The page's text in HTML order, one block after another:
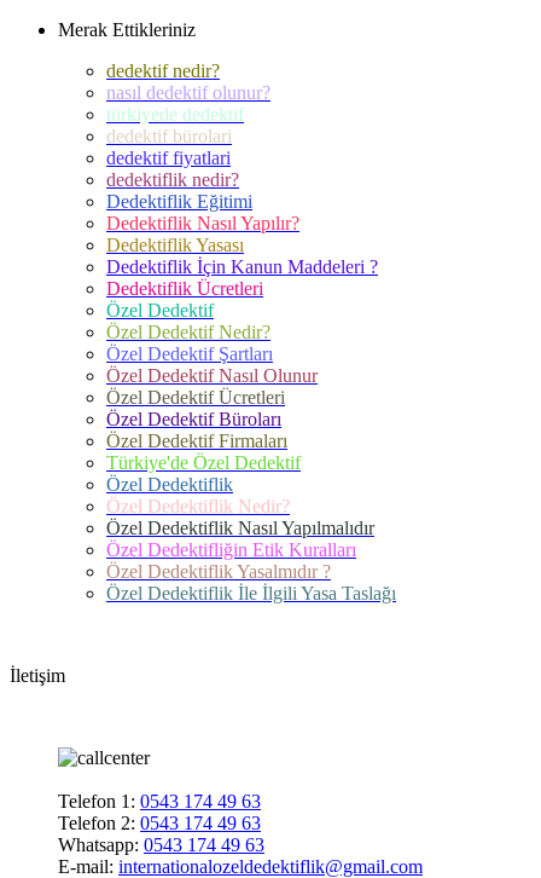
Merak Ettikleriniz
dedektif nedir?
nasıl dedektif olunur?
türkiyede dedektif
dedektif bürolari
dedektif fiyatlari
dedektiflik nedir?
Dedektiflik Eğitimi
Dedektiflik Nasıl Yapılır?
Dedektiflik Yasası
Dedektiflik İçin Kanun Maddeleri ?
Dedektiflik Ücretleri
Özel Dedektif
Özel Dedektif Nedir?
Özel Dedektif Şartları
Özel Dedektif Nasıl Olunur
Özel Dedektif Ücretleri
Özel Dedektif Büroları
Özel Dedektif Firmaları
Türkiye'de Özel Dedektif
Özel Dedektiflik
Özel Dedektiflik Nedir?
Özel Dedektiflik Nasıl Yapılmalıdır
Özel Dedektifliğin Etik Kuralları
Özel Dedektiflik Yasalmıdır ?
Özel Dedektiflik İle İlgili Yasa Taslağı
İletişim
Telefon 1: 0543 174 49 63
Telefon 2: 0543 174 49 63
Whatsapp: 0543 174 49 63
E-mail: internationalozeldedektiflik@gmail.com